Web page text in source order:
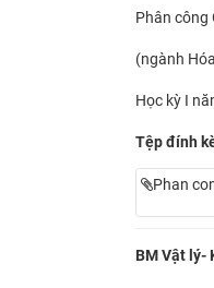
Phân công
(ngành
Học kỳ I
Tệp đính
Phan
BM Vật lý-